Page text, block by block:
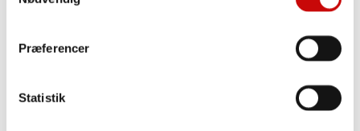
Præferencer
Statistik
Broderi-kits